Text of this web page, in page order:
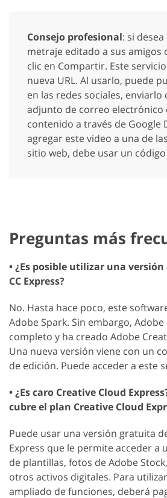
Consejo profesional: si
metraje editado a sus amigos
clic en Compartir. Este
nueva URL. Al usarlo, puede
en las redes sociales,
adjunto de correo electrónico
contenido a través de Google
agregar este video a una de
sitio web, debe usar un
Preguntas más
• ¿Es posible utilizar una
CC Express?
No. Hasta hace poco, este
Adobe Spark. Sin embargo,
completo y ha creado Adobe
Una nueva versión viene con un
de edición. Puede acceder a este
• ¿Es caro Creative Cloud
cubre el plan Creative Cloud
Puede usar una versión gratuita
Express que le permite acceder a
de plantillas, fotos de Adobe
otros activos digitales. Para
ampliado de funciones, deberá